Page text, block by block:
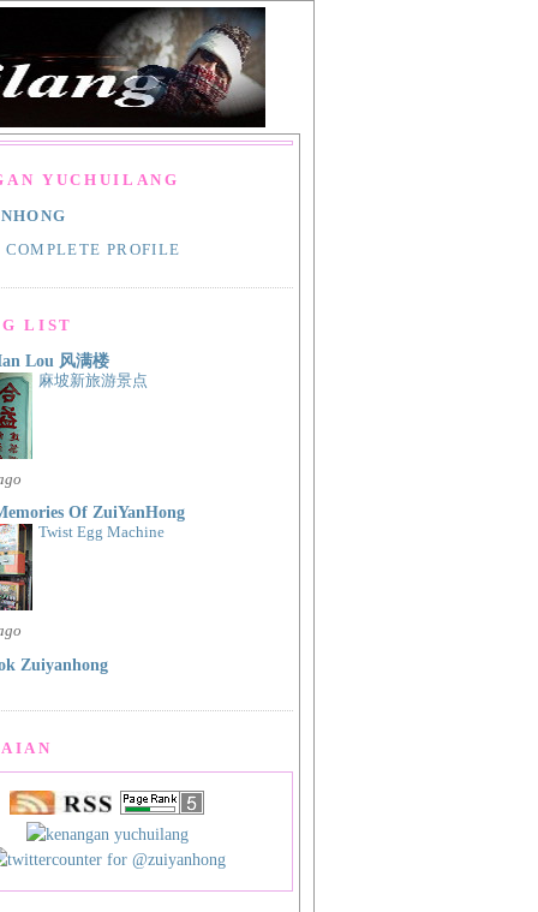
YUCHUILANG
PROFILE
LIST
Lou 风满楼
麻坡新旅游景点
Of ZuiYanHong
Twist Egg Machine
Zuiyanhong